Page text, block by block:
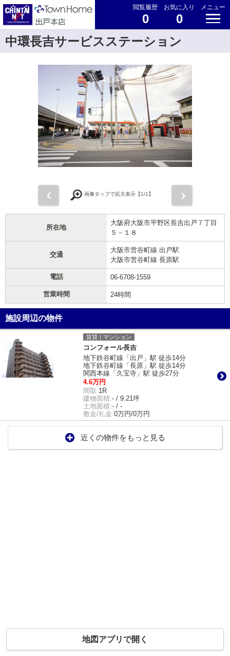
閲覧履歴
0
お気に入り
0
メニュー
中環長吉サービスステーション
画像タップで拡大表示【1/1】
所在地
大阪府大阪市平野区長吉出戸７丁目
５－１８
交通
大阪市営谷町線 出戸駅
大阪市営谷町線 長原駅
電話 06-6708-1559
営業時間 24時間
施設周辺の物件
賃貸｜マンション
コンフォール長吉
地下鉄谷町線「出戸」駅 徒歩14分
地下鉄谷町線「長原」駅 徒歩14分
関西本線「久宝寺」駅 徒歩27分
4.6万円
間取:1R
建物面積:- / 9.21坪
土地面積:- / -
敷金/礼金:0万円/0万円
近くの物件をもっと見る
地図アプリで開く